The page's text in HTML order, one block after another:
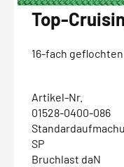
Top-
16-fach geflochten
Artikel-Nr.
01528-0400-086
SP
Bruchlast daN